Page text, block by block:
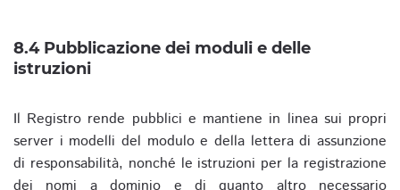
8.4 Pubblicazione dei moduli e delle
istruzioni
Il Registro rende pubblici e mantiene in linea sui propri
server i modelli del modulo e della lettera di assunzione
di responsabilità, nonché le istruzioni per la registrazione